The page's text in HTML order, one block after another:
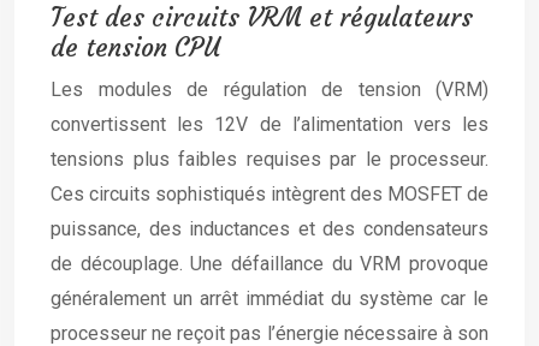
Test des circuits VRM et régulateurs
de tension CPU
Les modules de régulation de tension (VRM)
convertissent les 12V de l’alimentation vers les
tensions plus faibles requises par le processeur.
Ces circuits sophistiqués intègrent des MOSFET de
puissance, des inductances et des condensateurs
de découplage. Une défaillance du VRM provoque
généralement un arrêt immédiat du système car le
processeur ne reçoit pas l’énergie nécessaire à son